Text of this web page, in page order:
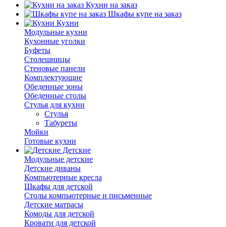
Кухни на заказ
Шкафы купе на заказ
Кухни
Модульные кухни
Кухонные уголки
Буфеты
Столешницы
Стеновые панели
Комплектующие
Обеденные зоны
Обеденные столы
Стулья для кухни
Cтулья
Табуреты
Мойки
Готовые кухни
Детские
Модульные детские
Детские диваны
Компьютерные кресла
Шкафы для детской
Столы компьютерные и письменные
Детские матрасы
Комоды для детской
Кровати для детской